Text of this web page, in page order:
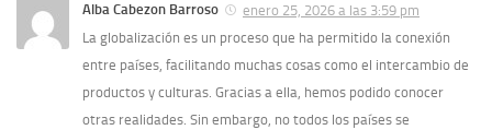
Alba Cabezon Barroso
enero 25, 2026 a las 3:59 pm
La globalización es un proceso que ha permitido la conexión
entre países, facilitando muchas cosas como el intercambio de
productos y culturas. Gracias a ella, hemos podido conocer
otras realidades. Sin embargo, no todos los países se